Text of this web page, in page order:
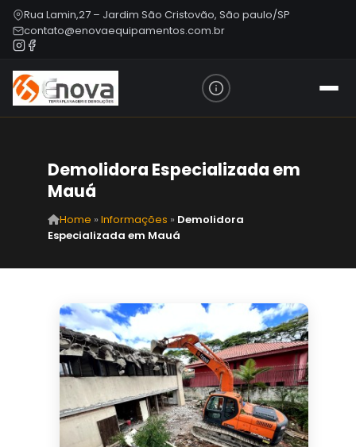
Rua Lamin,27 – Jardim São Cristovão, São paulo/SP
contato@enovaequipamentos.com.br
Demolidora Especializada em
Mauá
Home » Informações » Demolidora
Especializada em Mauá